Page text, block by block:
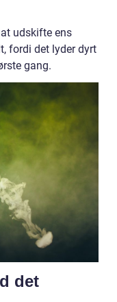
udskifte ens
fordi det lyder dyrt
gang.
det